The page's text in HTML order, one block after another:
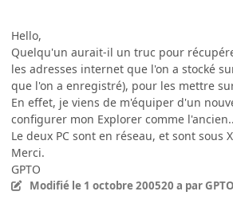
Hello,
Quelqu'un aurait-il un truc pour
les adresses internet que l'on a stocké
que l'on a enregistré), pour les mettre
En effet, je viens de m'équiper d'un
configurer mon Explorer comme
Le deux PC sont en réseau, et sont sous
Merci.
GPTO
Modifié le 1 octobre 200520 a par GPTO